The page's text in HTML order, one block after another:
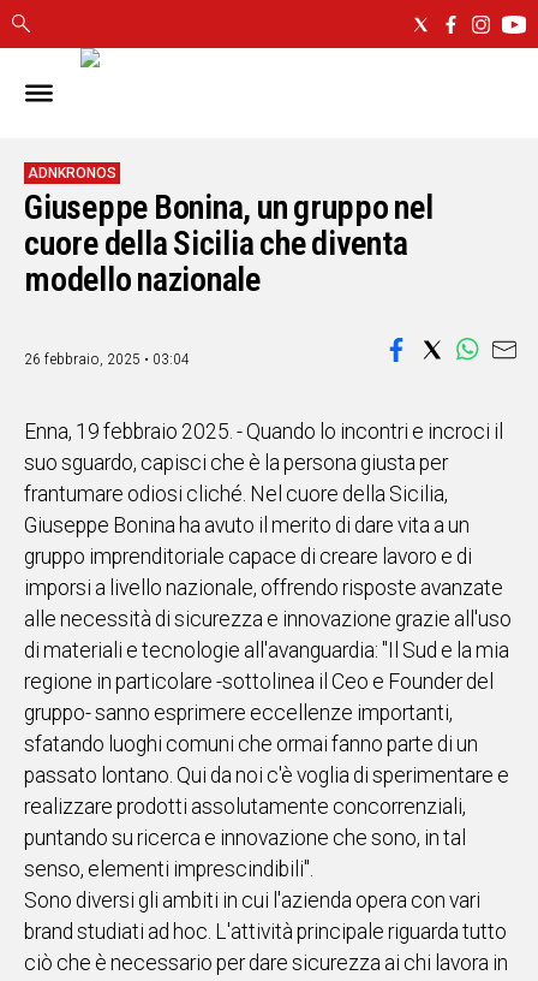
IN
CAGLIARI
SASSARI
NUORO
ORISTANO
SULCIS
OGLIASTRA
ALTRE
NOTIZIE
POLITICA
IN
ITALIA
NEL
MONDO
SPORT
EVENTI
STORIE
VIDEO
UNISCITI
ADNKRONOS
Giuseppe Bonina, un gruppo nel
cuore della Sicilia che diventa
modello nazionale
26 febbraio, 2025 • 03:04
Enna, 19 febbraio 2025. - Quando lo incontri e incroci il
suo sguardo, capisci che è la persona giusta per
frantumare odiosi cliché. Nel cuore della Sicilia,
Giuseppe Bonina ha avuto il merito di dare vita a un
gruppo imprenditoriale capace di creare lavoro e di
imporsi a livello nazionale, offrendo risposte avanzate
alle necessità di sicurezza e innovazione grazie all'uso
di materiali e tecnologie all'avanguardia: "Il Sud e la mia
regione in particolare -sottolinea il Ceo e Founder del
gruppo- sanno esprimere eccellenze importanti,
sfatando luoghi comuni che ormai fanno parte di un
passato lontano. Qui da noi c'è voglia di sperimentare e
realizzare prodotti assolutamente concorrenziali,
puntando su ricerca e innovazione che sono, in tal
senso, elementi imprescindibili".
Sono diversi gli ambiti in cui l'azienda opera con vari
brand studiati ad hoc. L'attività principale riguarda tutto
ciò che è necessario per dare sicurezza ai chi lavora in